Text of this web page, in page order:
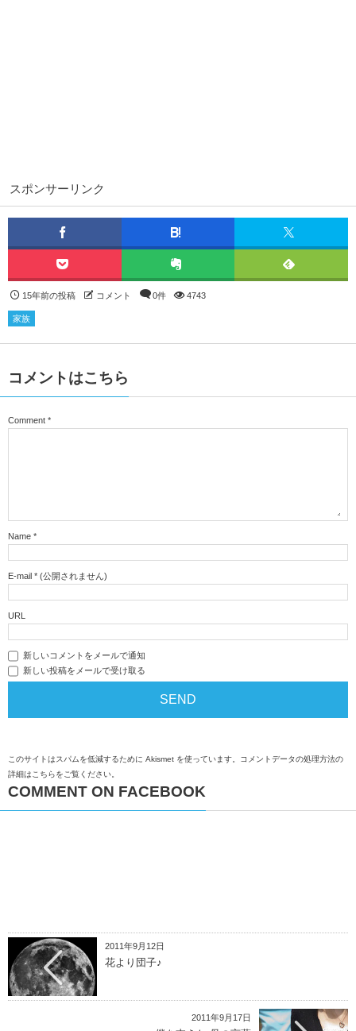
スポンサーリンク
15年前の投稿 コメント 0件 4743
家族
コメントはこちら
Comment *
Name *
E-mail * (公開されません)
URL
新しいコメントをメールで通知
新しい投稿をメールで受け取る
このサイトはスパムを低減するために Akismet を使っています。 コメントデータの処理方法の
詳細はこちらをご覧ください
COMMENT ON FACEBOOK
2011年9月12日
花より団子♪
2011年9月17日